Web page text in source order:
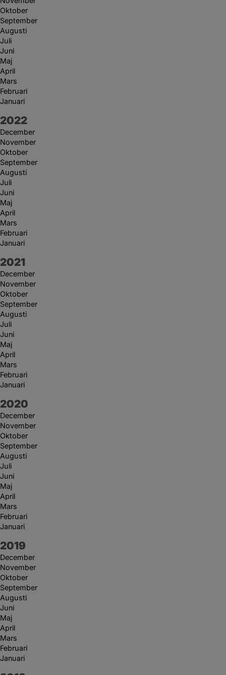
Oktober
September
Augusti
Juli
Juni
Maj
April
Mars
Februari
Januari
År:
2022
December
November
Oktober
September
Augusti
Juli
Juni
Maj
April
Mars
Februari
Januari
År:
2021
December
November
Oktober
September
Augusti
Juli
Juni
Maj
April
Mars
Februari
Januari
År:
2020
December
November
Oktober
September
Augusti
Juli
Juni
Maj
April
Mars
Februari
Januari
År:
2019
December
November
Oktober
September
Augusti
Juni
Maj
April
Mars
Februari
Januari